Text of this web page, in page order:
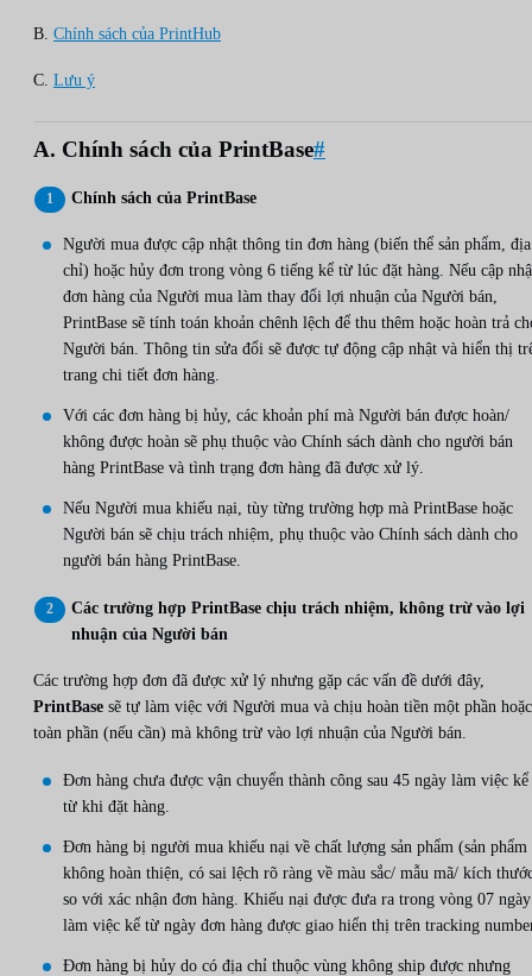
B. Chính sách của PrintHub
C. Lưu ý
A. Chính sách của PrintBase#
Chính sách của PrintBase
Người mua được cập nhật thông tin đơn hàng (biến thể sản phẩm, địa
chỉ) hoặc hủy đơn trong vòng 6 tiếng kể từ lúc đặt hàng. Nếu cập
đơn hàng của Người mua làm thay đổi lợi nhuận của Người bán,
PrintBase sẽ tính toán khoản chênh lệch để thu thêm hoặc hoàn trả
Người bán. Thông tin sửa đổi sẽ được tự động cập nhật và hiển thị
trang chi tiết đơn hàng.
Với các đơn hàng bị hủy, các khoản phí mà Người bán được hoàn/
không được hoàn sẽ phụ thuộc vào Chính sách dành cho người bán
hàng PrintBase và tình trạng đơn hàng đã được xử lý.
Nếu Người mua khiếu nại, tùy từng trường hợp mà PrintBase hoặc
Người bán sẽ chịu trách nhiệm, phụ thuộc vào Chính sách dành cho
người bán hàng PrintBase.
Các trường hợp PrintBase chịu trách nhiệm, không trừ vào lợi
nhuận của Người bán
Các trường hợp đơn đã được xử lý nhưng gặp các vấn đề dưới đây,
PrintBase sẽ tự làm việc với Người mua và chịu hoàn tiền một phần hoặc
toàn phần (nếu cần) mà không trừ vào lợi nhuận của Người bán.
Đơn hàng chưa được vận chuyển thành công sau 45 ngày làm việc kể
từ khi đặt hàng.
Đơn hàng bị người mua khiếu nại về chất lượng sản phẩm (sản phẩm
không hoàn thiện, có sai lệch rõ ràng về màu sắc/ mẫu mã/ kích
so với xác nhận đơn hàng. Khiếu nại được đưa ra trong vòng 07 ngày
làm việc kể từ ngày đơn hàng được giao hiển thị trên tracking
Đơn hàng bị hủy do có địa chỉ thuộc vùng không ship được nhưng